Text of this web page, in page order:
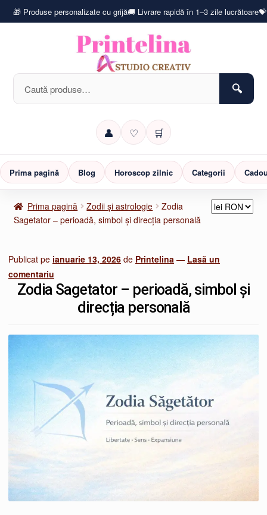
🎁 Produse personalizate cu grijă🚚 Livrare rapidă în 1–3 zile lucrătoare
Caută
după:
👤 ♡ 🛒
Prima pagină Blog Horoscop zilnic Categorii
Prima pagină Zodii și astrologie
Zodia
Sagetator – perioadă, simbol și direcția personală
Publicat pe ianuarie 13, 2026 de Printelina — Lasă un
comentariu
Zodia Sagetator – perioadă, simbol și
direcția personală